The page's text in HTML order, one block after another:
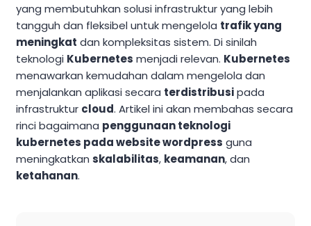
yang membutuhkan solusi infrastruktur yang lebih
tangguh dan fleksibel untuk mengelola trafik yang
meningkat dan kompleksitas sistem. Di sinilah
teknologi Kubernetes menjadi relevan. Kubernetes
menawarkan kemudahan dalam mengelola dan
menjalankan aplikasi secara terdistribusipada
infrastruktur cloud. Artikel ini akan membahas secara
rinci bagaimana penggunaan teknologi
kubernetes pada website wordpress guna
meningkatkan skalabilitas, keamanan, dan
ketahanan.